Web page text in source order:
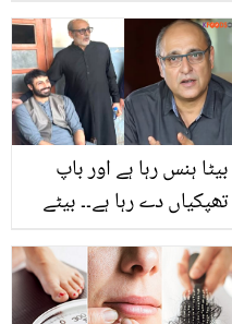
بیٹا ہنس رہا ہے اور باپ
تھپکیاں دے رہا ہے۔۔ بیٹے
پر صارفین نے ساجد حسن
کو کھری کھری سنا دیں